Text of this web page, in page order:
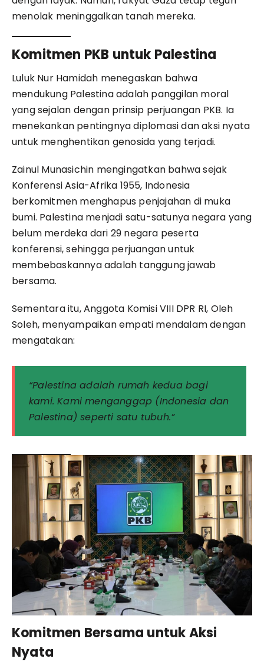
menolak meninggalkan tanah mereka.
Komitmen PKB untuk Palestina
Luluk Nur Hamidah menegaskan bahwa
mendukung Palestina adalah panggilan moral
yang sejalan dengan prinsip perjuangan PKB. Ia
menekankan pentingnya diplomasi dan aksi nyata
untuk menghentikan genosida yang terjadi.
Zainul Munasichin mengingatkan bahwa sejak
Konferensi Asia-Afrika 1955, Indonesia
berkomitmen menghapus penjajahan di muka
bumi. Palestina menjadi satu-satunya negara yang
belum merdeka dari 29 negara peserta
konferensi, sehingga perjuangan untuk
membebaskannya adalah tanggung jawab
bersama.
Sementara itu, Anggota Komisi VIII DPR RI, Oleh
Soleh, menyampaikan empati mendalam dengan
mengatakan:
“Palestina adalah rumah kedua bagi
kami. Kami menganggap (Indonesia dan
Palestina) seperti satu tubuh.”
Komitmen Bersama untuk Aksi
Nyata